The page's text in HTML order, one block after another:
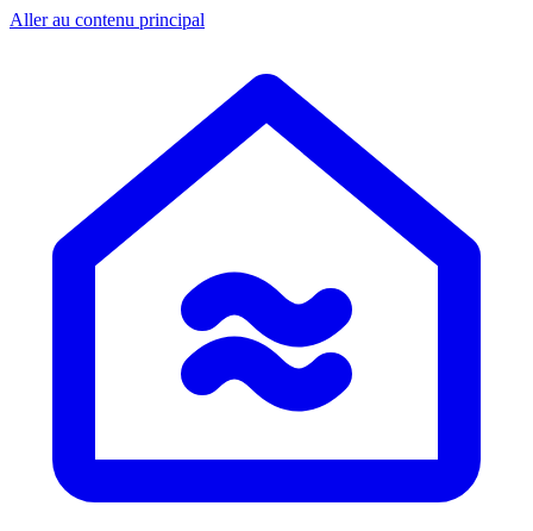
Aller au contenu principal